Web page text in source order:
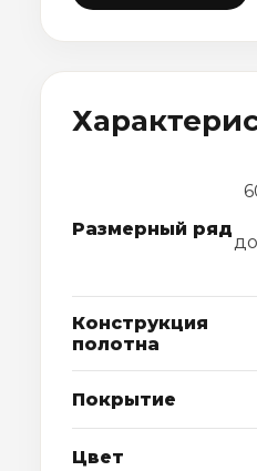
Размерный ряд
Конструкция
полотна
Покрытие
Цвет